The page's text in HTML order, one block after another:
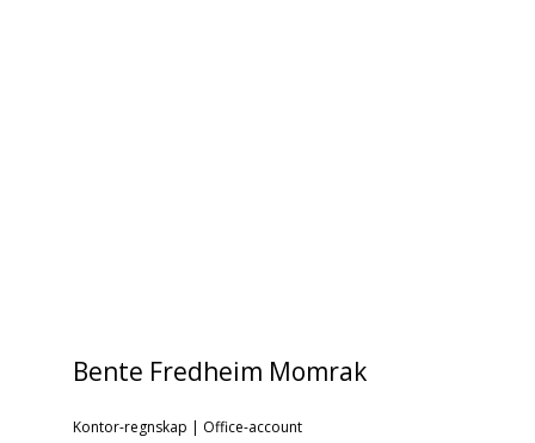
Bente Fredheim Momrak
Kontor-regnskap | Office-account